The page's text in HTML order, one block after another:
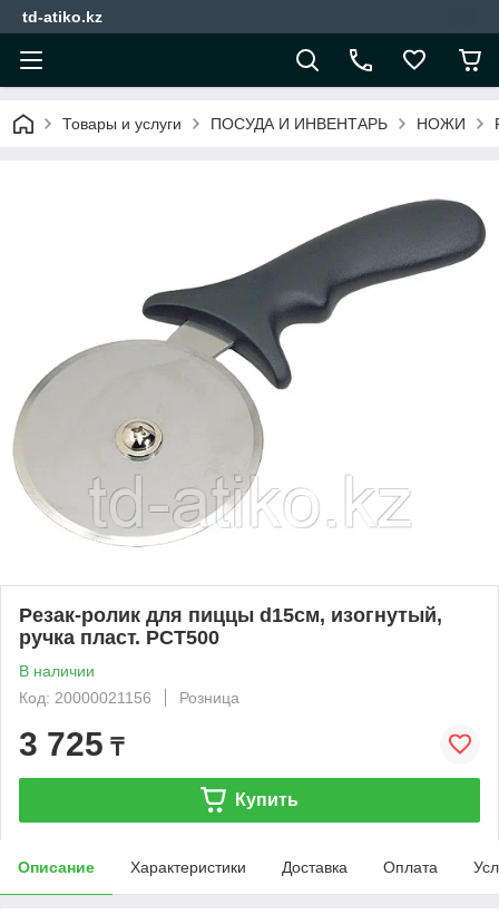
td-atiko.kz
Товары и услуги ПОСУДА И ИНВЕНТАРЬ НОЖИ
Резак-ролик для пиццы d15см, изогнутый,
ручка пласт. PCT500
В наличии
Код: 20000021156
Розница
3 725 ₸
Купить
Описание Характеристики Доставка Оплата